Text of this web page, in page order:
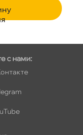
с нами: